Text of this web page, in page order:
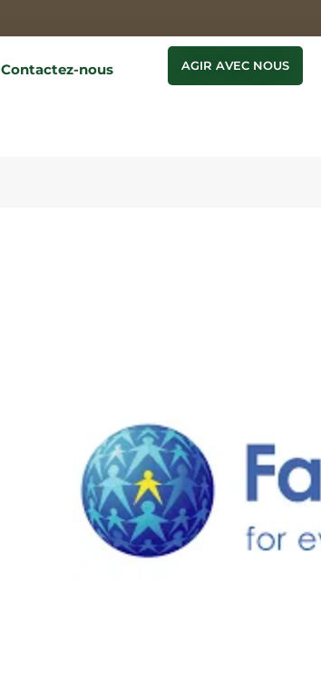
Contactez-nous AGIR AVEC NOUS